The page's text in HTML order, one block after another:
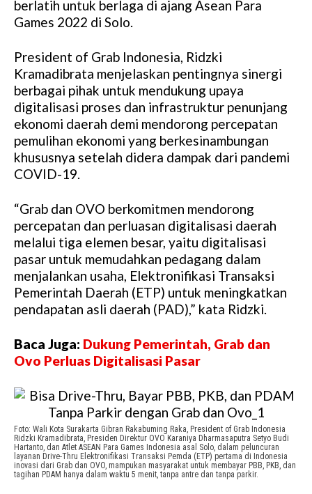
berlatih untuk berlaga di ajang Asean Para
Games 2022 di Solo.
President of Grab Indonesia, Ridzki
Kramadibrata menjelaskan pentingnya sinergi
berbagai pihak untuk mendukung upaya
digitalisasi proses dan infrastruktur penunjang
ekonomi daerah demi mendorong percepatan
pemulihan ekonomi yang berkesinambungan
khususnya setelah didera dampak dari pandemi
COVID-19.
“Grab dan OVO berkomitmen mendorong
percepatan dan perluasan digitalisasi daerah
melalui tiga elemen besar, yaitu digitalisasi
pasar untuk memudahkan pedagang dalam
menjalankan usaha, Elektronifikasi Transaksi
Pemerintah Daerah (ETP) untuk meningkatkan
pendapatan asli daerah (PAD),” kata Ridzki.
Baca Juga: Dukung Pemerintah, Grab dan
Ovo Perluas Digitalisasi Pasar
Foto: Wali Kota Surakarta Gibran Rakabuming Raka, President of Grab Indonesia
Ridzki Kramadibrata, Presiden Direktur OVO Karaniya Dharmasaputra Setyo Budi
Hartanto, dan Atlet ASEAN Para Games Indonesia asal Solo, dalam peluncuran
layanan Drive-Thru Elektronifikasi Transaksi Pemda (ETP) pertama di Indonesia
inovasi dari Grab dan OVO, mampukan masyarakat untuk membayar PBB, PKB, dan
tagihan PDAM hanya dalam waktu 5 menit, tanpa antre dan tanpa parkir.